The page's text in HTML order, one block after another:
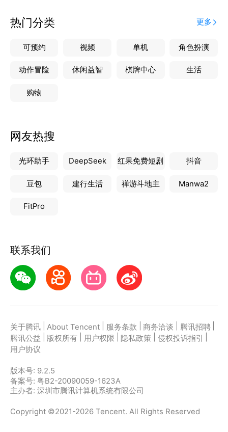
在智能AI写作里实现跨时空对话，这里虚拟人物多多，
快来跟他们交流吧
热门分类 更多
可预约 视频 单机 角色扮演
动作冒险 休闲益智 棋牌中心 生活
购物
网友热搜
光环助手 DeepSeek 红果免费短剧 抖音
豆包 建行生活 禅游斗地主 Manwa2
FitPro
联系我们
关于腾讯 About Tencent 服务条款 商务洽谈 腾讯招聘
腾讯公益
版权所有 用户权限 隐私政策 侵权投诉指引
用户协议
版本号: 9.2.5
备案号: 粤B2-20090059-1623A
主办者: 深圳市腾讯计算机系统有限公司
Copyright ©2021-2026 Tencent. All Rights Reserved